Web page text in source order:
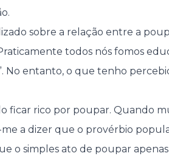
sobre a relação entre a
todos nós fomos
No entanto, o que tenho
ficar rico por poupar. Quando
a dizer que o provérbio
o simples ato de poupar